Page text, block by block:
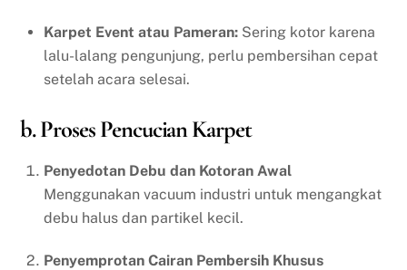
Karpet Event atau Pameran: Sering kotor karena
lalu-lalang pengunjung, perlu pembersihan cepat
setelah acara selesai.
b. Proses Pencucian Karpet
Penyedotan Debu dan Kotoran Awal
Menggunakan vacuum industri untuk mengangkat
debu halus dan partikel kecil.
Penyemprotan Cairan Pembersih Khusus